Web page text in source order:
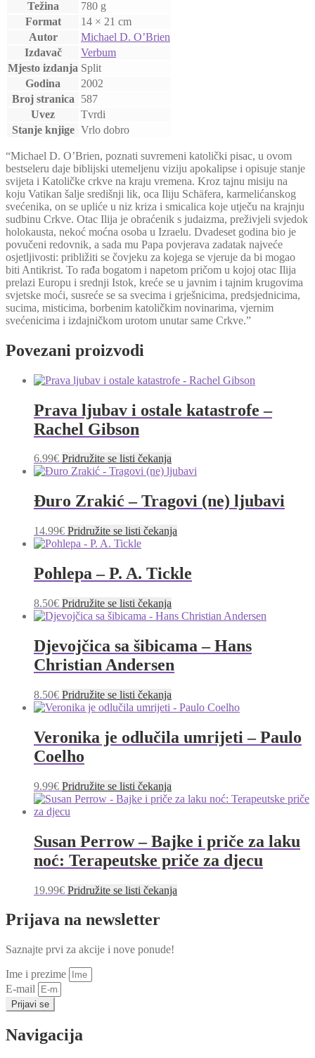
Težina
780 g
Format
14 × 21 cm
Autor
Michael D. O’Brien
Izdavač
Verbum
Mjesto izdanja Split
Godina
2002
Broj stranica
587
Uvez
Tvrdi
Stanje knjige Vrlo dobro
“Michael D. O’Brien, poznati suvremeni katolički pisac, u ovom
bestseleru daje biblijski utemeljenu viziju apokalipse i opisuje stanje
svijeta i Katoličke crkve na kraju vremena. Kroz tajnu misiju na
koju Vatikan šalje središnji lik, oca Iliju Schäfera, karmelićanskog
svećenika, on se upliće u niz kriza i smicalica koje utječu na krajnju
sudbinu Crkve. Otac Ilija je obraćenik s judaizma, preživjeli svjedok
holokausta, nekoć moćna osoba u Izraelu. Dvadeset godina bio je
povučeni redovnik, a sada mu Papa povjerava zadatak najveće
osjetljivosti: približiti se čovjeku za kojega se vjeruje da bi mogao
biti Antikrist. To rađa bogatom i napetom pričom u kojoj otac Ilija
prelazi Europu i srednji Istok, kreće se u javnim i tajnim krugovima
svjetske moći, susreće se sa svecima i grješnicima, predsjednicima,
sucima, misticima, borbenim katoličkim novinarima, vjernim
svećenicima i izdajničkom urotom unutar same Crkve.”
Povezani proizvodi
Prava ljubav i ostale katastrofe –
Rachel Gibson
6.99€ Pridružite se listi čekanja
Đuro Zrakić – Tragovi (ne) ljubavi
14.99€ Pridružite se listi čekanja
Pohlepa – P. A. Tickle
8.50€ Pridružite se listi čekanja
Djevojčica sa šibicama – Hans
Christian Andersen
8.50€ Pridružite se listi čekanja
Veronika je odlučila umrijeti – Paulo
Coelho
9.99€ Pridružite se listi čekanja
Susan Perrow – Bajke i priče za laku
noć: Terapeutske priče za djecu
19.99€ Pridružite se listi čekanja
Prijava na newsletter
Saznajte prvi za akcije i nove ponude!
Ime i prezime
E-mail
Prijavi se
Navigacija